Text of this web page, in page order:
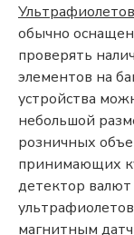
обычно
проверять
элементов на
устройства
небольшой
розничных
принимающих
детектор валют
магнитным